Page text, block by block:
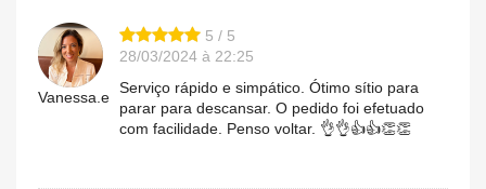
Vanessa.e
5 / 5
28/03/2024 à 22:25
Serviço rápido e simpático. Ótimo sítio para
parar para descansar. O pedido foi efetuado
com facilidade. Penso voltar. 👌👌👍👍👏👏